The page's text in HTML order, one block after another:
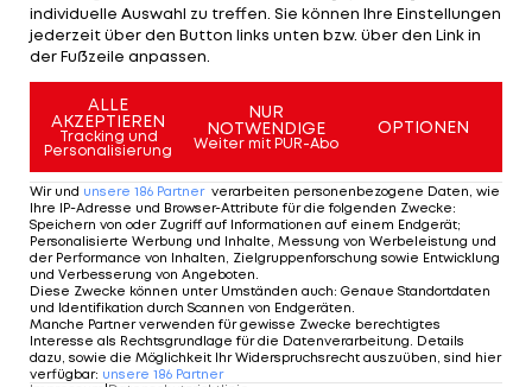
S 27,0 18,2 18,8 14,7 31,4 65,7
25,2
S
DH
12,5 0 0 14,3 0 44,4
P
DH
12,5 16,7 0 14,3 18,5 37,0
S
SG
0 0 14,3 0 28,6 57,1
individuelle Auswahl zu treffen. Sie können Ihre Einstellungen
jederzeit über den Button links unten bzw. über den Link in
der Fußzeile anpassen.
ALLE
AKZEPTIEREN
Tracking und
Personalisierung
NUR
NOTWENDIGE
Weiter mit PUR-Abo
OPTIONEN
Wir und unsere 186 Partner verarbeiten personenbezogene Daten, wie
Ihre IP-Adresse und Browser-Attribute für die folgenden Zwecke:
Speichern von oder Zugriff auf Informationen auf einem Endgerät;
Personalisierte Werbung und Inhalte, Messung von Werbeleistung und
der Performance von Inhalten, Zielgruppenforschung sowie Entwicklung
und Verbesserung von Angeboten.
Diese Zwecke können unter Umständen auch: Genaue Standortdaten
und Identifikation durch Scannen von Endgeräten.
Manche Partner verwenden für gewisse Zwecke berechtigtes
Interesse als Rechtsgrundlage für die Datenverarbeitung. Details
dazu, sowie die Möglichkeit Ihr Widerspruchsrecht auszuüben, sind hier
verfügbar: unsere 186 Partner